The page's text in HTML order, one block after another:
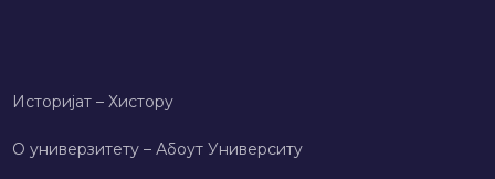
Историјат – Хисторy
О универзитету – Абоут Университy